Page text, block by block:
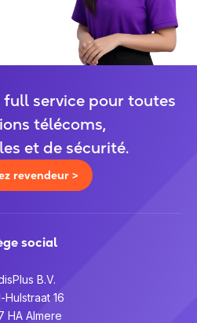
service pour toutes
télécoms,
et de sécurité.
revendeur >
social
B.V.
Hulstraat 16
HA Almere